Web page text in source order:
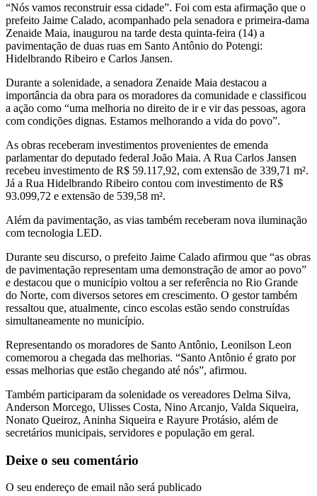
“Nós vamos reconstruir essa cidade”. Foi com esta afirmação que o
prefeito Jaime Calado, acompanhado pela senadora e primeira-dama
Zenaide Maia, inaugurou na tarde desta quinta-feira (14) a
pavimentação de duas ruas em Santo Antônio do Potengi:
Hidelbrando Ribeiro e Carlos Jansen.
Durante a solenidade, a senadora Zenaide Maia destacou a
importância da obra para os moradores da comunidade e classificou
a ação como “uma melhoria no direito de ir e vir das pessoas, agora
com condições dignas. Estamos melhorando a vida do povo”.
As obras receberam investimentos provenientes de emenda
parlamentar do deputado federal João Maia. A Rua Carlos Jansen
recebeu investimento de R$ 59.117,92, com extensão de 339,71 m².
Já a Rua Hidelbrando Ribeiro contou com investimento de R$
93.099,72 e extensão de 539,58 m².
Além da pavimentação, as vias também receberam nova iluminação
com tecnologia LED.
Durante seu discurso, o prefeito Jaime Calado afirmou que “as obras
de pavimentação representam uma demonstração de amor ao povo”
e destacou que o município voltou a ser referência no Rio Grande
do Norte, com diversos setores em crescimento. O gestor também
ressaltou que, atualmente, cinco escolas estão sendo construídas
simultaneamente no município.
Representando os moradores de Santo Antônio, Leonilson Leon
comemorou a chegada das melhorias. “Santo Antônio é grato por
essas melhorias que estão chegando até nós”, afirmou.
Também participaram da solenidade os vereadores Delma Silva,
Anderson Morcego, Ulisses Costa, Nino Arcanjo, Valda Siqueira,
Nonato Queiroz, Aninha Siqueira e Rayure Protásio, além de
secretários municipais, servidores e população em geral.
Deixe o seu comentário
O seu endereço de email não será publicado